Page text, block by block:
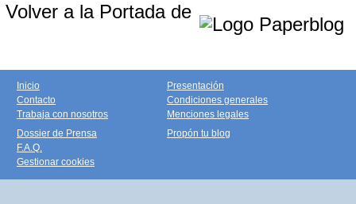
Volver a la Portada de
Inicio
Contacto
Trabaja con nosotros
Presentación
Condiciones generales
Menciones legales
Dossier de Prensa
F.A.Q.
Gestionar cookies
Propón tu blog